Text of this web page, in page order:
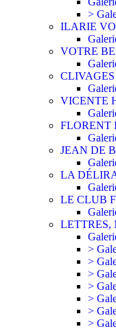
>
ILARIE
VOTRE
CLIVAGES
VICENTE
FLORENT
JEAN DE
LA
LE CLUB
LETTRES,
>
>
>
>
>
>
>